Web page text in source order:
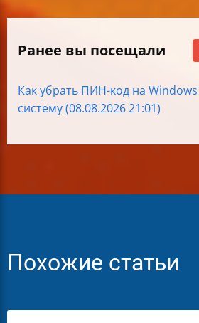
Ранее вы посещали
Как убрать ПИН-код на
систему (08.08.2026 21:01)
Похожие статьи